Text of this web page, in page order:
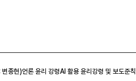
변종현)언론 윤리 강령AI 활용 윤리강령 및 보도준칙